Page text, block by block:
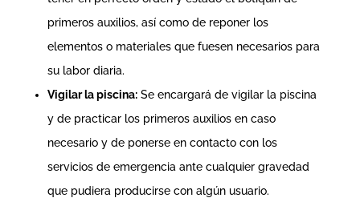
primeros auxilios, así como de reponer los
elementos o materiales que fuesen necesarios para
su labor diaria.
Vigilar la piscina:Se encargará de vigilar la piscina
y de practicar los primeros auxilios en caso
necesario y de ponerse en contacto con los
servicios de emergencia ante cualquier gravedad
que pudiera producirse con algún usuario.